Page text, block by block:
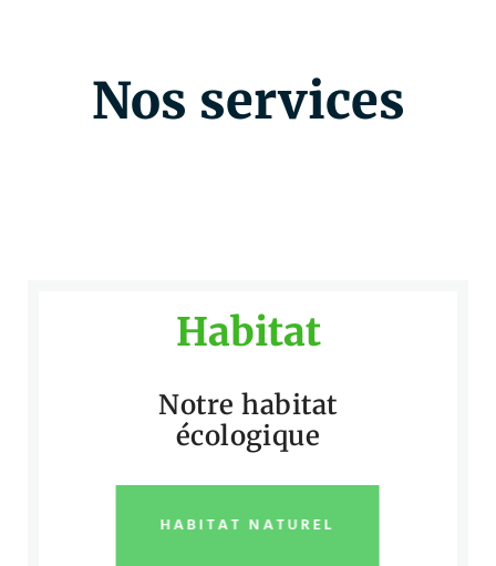
Nos services
Habitat
Notre habitat
écologique
HABITAT NATUREL